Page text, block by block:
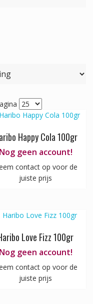
Happy Cola 100gr
Nog geen account!
contact op voor de
juiste prijs
Love Fizz 100gr
Nog geen account!
contact op voor de
juiste prijs